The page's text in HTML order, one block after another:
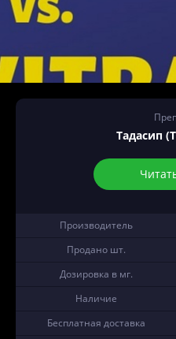
Тадасип
Производитель
Продано шт.
Дозировка в мг.
Наличие
Бесплатная доставка